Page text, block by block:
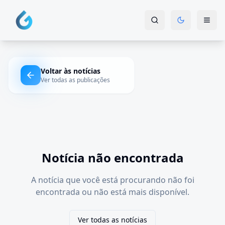
Voltar às notícias
Ver todas as publicações
Notícia não encontrada
A notícia que você está procurando não foi
encontrada ou não está mais disponível.
Ver todas as notícias